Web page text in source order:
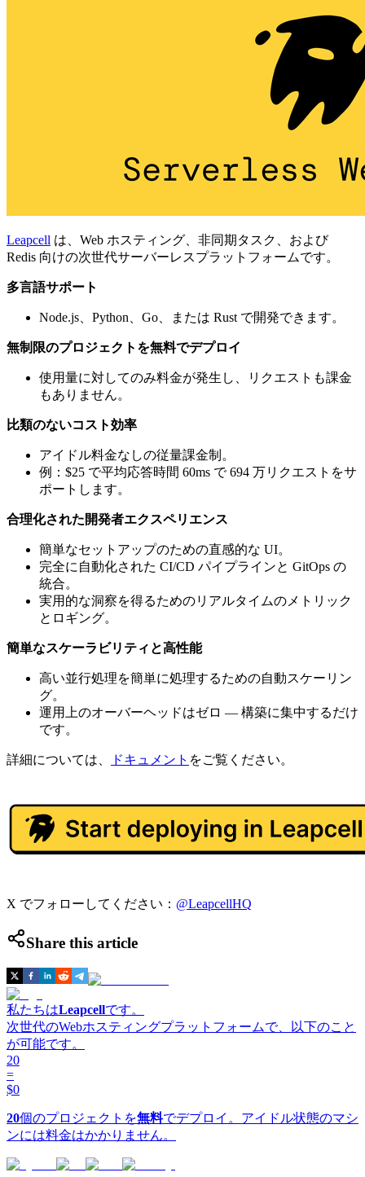
Leapcell は、Web ホスティング、非同期タスク、および
Redis 向けの次世代サーバーレスプラットフォームです。
多言語サポート
Node.js、Python、Go、または Rust で開発できます。
無制限のプロジェクトを無料でデプロイ
使用量に対してのみ料金が発生し、リクエストも課金
もありません。
比類のないコスト効率
アイドル料金なしの従量課金制。
例：$25 で平均応答時間 60ms で 694 万リクエストをサ
ポートします。
合理化された開発者エクスペリエンス
簡単なセットアップのための直感的な UI。
完全に自動化された CI/CD パイプラインと GitOps の
統合。
実用的な洞察を得るためのリアルタイムのメトリック
とロギング。
簡単なスケーラビリティと高性能
高い並行処理を簡単に処理するための自動スケーリン
グ。
運用上のオーバーヘッドはゼロ — 構築に集中するだけ
です。
詳細については、 ドキュメント をご覧ください。
X でフォローしてください： @LeapcellHQ
Share this article
私たちはLeapcellです。
次世代のWebホスティングプラットフォームで、以下のこと
が可能です。
20
=
$0
20個のプロジェクトを無料でデプロイ。アイドル状態のマシ
ンには料金はかかりません。